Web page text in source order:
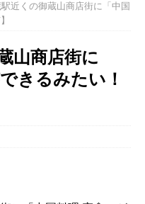
駅近くの御蔵山商店街に「中国
山商店街に
きるみたい！